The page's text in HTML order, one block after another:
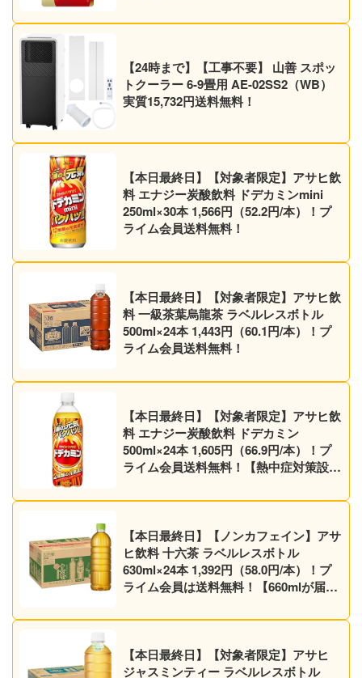
【24時まで】【工事不要】 山善 スポッ
トクーラー 6-9畳用 AE-02SS2（WB）
実質15,732円送料無料！
【本日最終日】【対象者限定】アサヒ飲
料 エナジー炭酸飲料 ドデカミンmini
250ml×30本 1,566円（52.2円/本）！プ
ライム会員送料無料！
【本日最終日】【対象者限定】アサヒ飲
料 一級茶葉烏龍茶 ラベルレスボトル
500ml×24本 1,443円（60.1円/本）！プ
ライム会員送料無料！
【本日最終日】【対象者限定】アサヒ飲
料 エナジー炭酸飲料 ドデカミン
500ml×24本 1,605円（66.9円/本）！プ
ライム会員送料無料！【熱中症対策設
【本日最終日】【ノンカフェイン】アサ
ヒ飲料 十六茶 ラベルレスボトル
630ml×24本 1,392円（58.0円/本）！プ
ライム会員は送料無料！【660mlが届く
【本日最終日】【対象者限定】アサヒ
ジャスミンティー ラベルレスボトル